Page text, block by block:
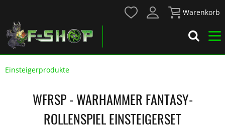
Warenkorb
Einsteigerprodukte
WFRSP - WARHAMMER FANTASY-
ROLLENSPIEL EINSTEIGERSET